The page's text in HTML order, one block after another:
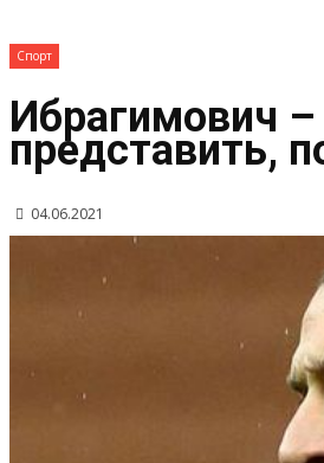
Спорт
Ибрагимович
представить,
04.06.2021